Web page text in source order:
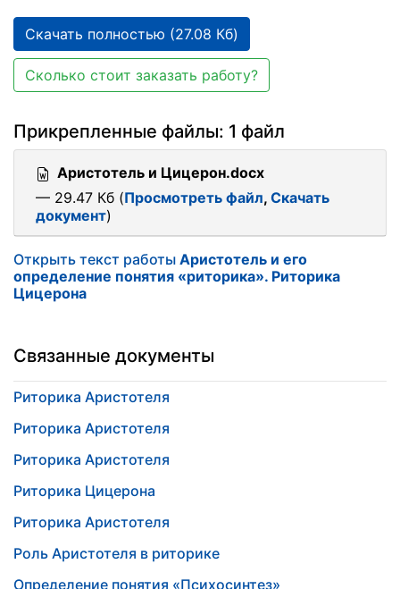
Скачать полностью (27.08 Кб)
Сколько стоит заказать работу?
Прикрепленные файлы: 1 файл
Аристотель и Цицерон.docx
— 29.47 Кб (Просмотреть файл, Скачать
документ)
Открыть текст работы Аристотель и его
определение понятия «риторика». Риторика
Цицерона
Связанные документы
Риторика Аристотеля
Риторика Аристотеля
Риторика Аристотеля
Риторика Цицерона
Риторика Аристотеля
Роль Аристотеля в риторике
Определение понятия «Психосинтез»